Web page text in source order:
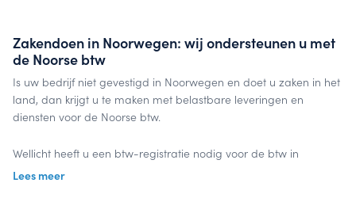
Zakendoen in Noorwegen: wij ondersteunen u met
de Noorse btw
Is uw bedrijf niet gevestigd in Noorwegen en doet u zaken in het
land, dan krijgt u te maken met belastbare leveringen en
diensten voor de Noorse btw.
Wellicht heeft u een btw-registratie nodig voor de btw in
Noorwegen. Na de aanvraag van een Noors btw-nummer doet
Lees meer